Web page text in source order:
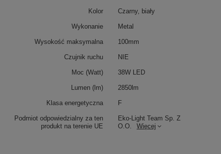
Podmiot odpowiedzialny za ten
produkt na terenie UE
Eko-Light Team Sp. Z
O.O.
Więcej
Kolor Czarny, biały
Wykonanie Metal
Wysokość maksymalna 100mm
Czujnik ruchu NIE
Moc (Watt) 38W LED
Lumen (lm) 2850lm
Klasa energetyczna F